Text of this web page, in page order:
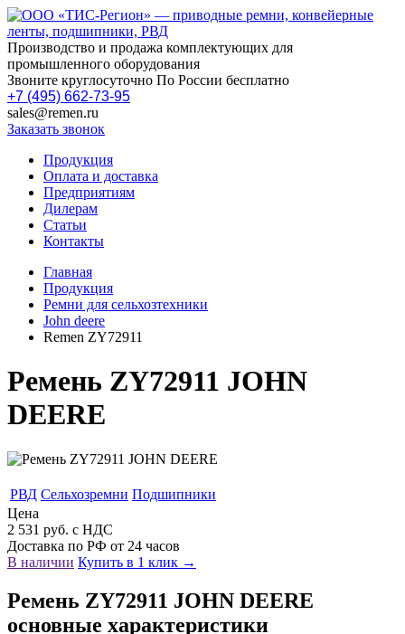
Производство и продажа комплектующих для
промышленного оборудования
Звоните круглосуточно По России бесплатно
+7 (495) 662-73-95
sales@remen.ru
Заказать звонок
Продукция
Оплата и доставка
Предприятиям
Дилерам
Статьи
Контакты
Главная
Продукция
Ремни для сельхозтехники
John deere
Remen ZY72911
Ремень ZY72911 JOHN
DEERE
РВД Сельхозремни Подшипники
Цена
2 531 руб. с НДС
Доставка по РФ от 24 часов
В наличии Купить в 1 клик →
Ремень ZY72911 JOHN DEERE
основные характеристики